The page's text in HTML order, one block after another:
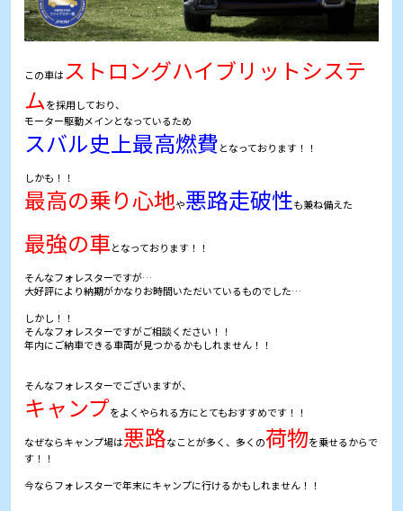
この車はストロングハイブリットシステ
ムを採用しており、
モーター駆動メインとなっているため
スバル史上最高燃費となっております！！
しかも！！
最高の乗り心地や悪路走破性も兼ね備えた
最強の車となっております！！
そんなフォレスターですが…
大好評により納期がかなりお時間いただいているものでした…
しかし！！
そんなフォレスターですがご相談ください！！
年内にご納車できる車両が見つかるかもしれません！！
そんなフォレスターでございますが、
キャンプをよくやられる方にとてもおすすめです！！
なぜならキャンプ場は悪路なことが多く、多くの荷物を乗せるからで
す！！
今ならフォレスターで年末にキャンプに行けるかもしれません！！